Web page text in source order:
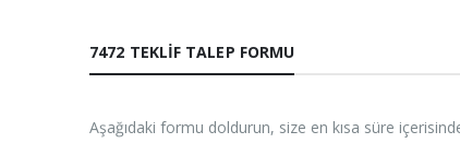
7472 TEKLIF TALEP FORMU
Aşağıdaki formu doldurun, size en kısa süre